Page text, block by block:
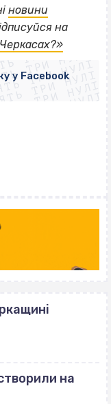
новини
на
ТРИ НУЛІ
ТРИ НУЛІ
ТРИ НУЛІ
ТРИ НУЛІ
ТРИ НУЛІ
ТРИ НУЛІ
ТРИ НУЛІ
ТРИ НУЛІ
у Facebook
на